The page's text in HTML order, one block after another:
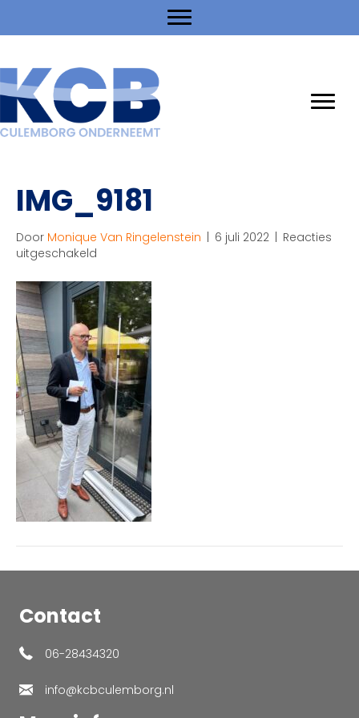
IMG_9181
Door Monique Van Ringelenstein | 6 juli 2022 | Reacties
uitgeschakeld
Contact
06-28434320
info@kcbculemborg.nl